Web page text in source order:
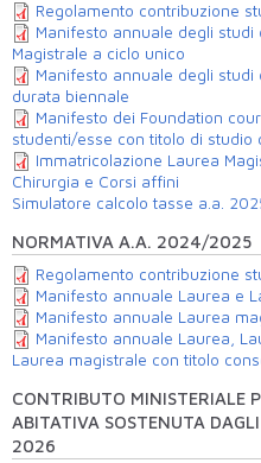
Regolamento contribuzione
Manifesto annuale degli
Magistrale a ciclo unico
Manifesto annuale degli studi
durata biennale
Manifesto dei Foundation
studenti/esse con titolo di studio
Immatricolazione Laurea
Chirurgia e Corsi affini
Simulatore calcolo tasse a.a.
NORMATIVA A.A. 2024/2025
Regolamento contribuzione
Manifesto annuale Laurea e
Manifesto annuale Laurea
Manifesto annuale Laurea,
Laurea magistrale con titolo
CONTRIBUTO MINISTERIALE
ABITATIVA SOSTENUTA
2026